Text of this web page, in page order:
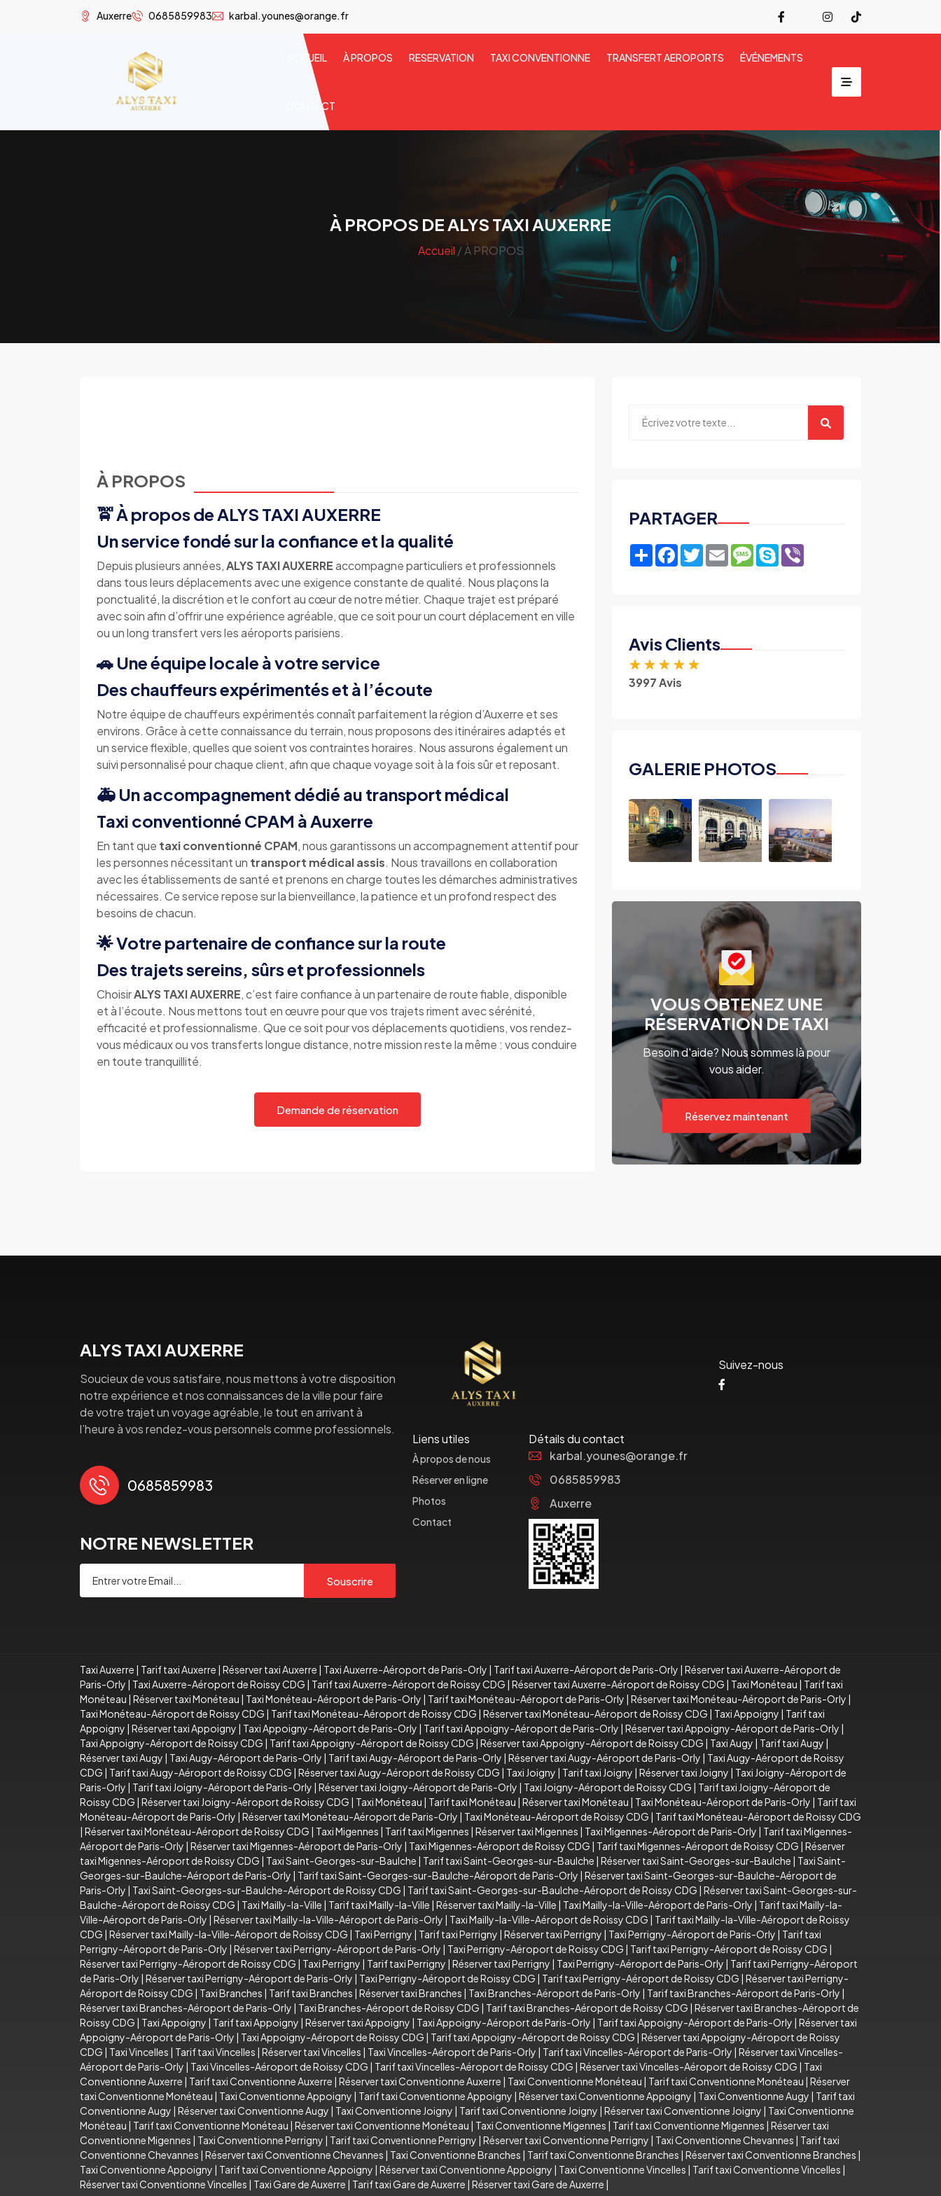
Auxerre 0685859983 karbal.younes@orange.fr
ACCUEIL À PROPOS RESERVATION TAXI CONVENTIONNE TRANSFERT AEROPORTS ÉVÉNEMENTS
CONTACT
À PROPOS DE ALYS TAXI AUXERRE
Accueil / À PROPOS
À PROPOS
🚖 À propos de ALYS TAXI AUXERRE
Un service fondé sur la confiance et la qualité
Depuis plusieurs années,ALYS TAXI AUXERREaccompagne particuliers et professionnels
dans tous leurs déplacements avec une exigence constante de qualité. Nous plaçons la
ponctualité, la discrétion et le confort au cœur de notre métier. Chaque trajet est préparé
avec soin afin d’offrir une expérience agréable, que ce soit pour un court déplacement en ville
ou un long transfert vers les aéroports parisiens.
🚗 Une équipe locale à votre service
Des chauffeurs expérimentés et à l’écoute
Notre équipe de chauffeurs expérimentés connaît parfaitement la région d’Auxerre et ses
environs. Grâce à cette connaissance du terrain, nous proposons des itinéraires adaptés et
un service flexible, quelles que soient vos contraintes horaires. Nous assurons également un
suivi personnalisé pour chaque client, afin que chaque voyage soit à la fois sûr et reposant.
🚑 Un accompagnement dédié au transport médical
Taxi conventionné CPAM à Auxerre
En tant que taxi conventionné CPAM, nous garantissons un accompagnement attentif pour
les personnes nécessitant un transport médical assis. Nous travaillons en collaboration
avec les établissements de santé et prenons en charge toutes les démarches administratives
nécessaires. Ce service repose sur la bienveillance, la patience et un profond respect des
besoins de chacun.
🌟 Votre partenaire de confiance sur la route
Des trajets sereins, sûrs et professionnels
ChoisirALYS TAXI AUXERRE, c’est faire confiance à un partenaire de route fiable, disponible
et à l’écoute. Nous mettons tout en œuvre pour que vos trajets riment avec sérénité,
efficacité et professionnalisme. Que ce soit pour vos déplacements quotidiens, vos rendez-
vous médicaux ou vos transferts longue distance, notre mission reste la même : vous conduire
en toute tranquillité.
Demande de réservation
PARTAGER
ShareFacebook
TwitterEmailMessage
Skype
Avis Clients
★ ★ ★ ★ ★
3997 Avis
GALERIE PHOTOS
VOUS OBTENEZ UNE
RÉSERVATION DE TAXI
Besoin d'aide? Nous sommes là pour
vous aider.
Réservez maintenant
ALYS TAXI AUXERRE
Soucieux de vous satisfaire, nous mettons à votre disposition
notre expérience et nos connaissances de la ville pour faire
de votre trajet un voyage agréable, le tout en arrivant à
l’heure à vos rendez-vous personnels comme professionnels.
0685859983
NOTRE NEWSLETTER
Souscrire
Suivez-nous
Liens utiles
À propos de nous
Réserver en ligne
Photos
Contact
Détails du contact
karbal.younes@orange.fr
0685859983
Auxerre
Taxi Auxerre | Tarif taxi Auxerre | Réserver taxi Auxerre | Taxi Auxerre-Aéroport de Paris-Orly | Tarif taxi Auxerre-Aéroport de Paris-Orly | Réserver taxi Auxerre-Aéroport de
Paris-Orly | Taxi Auxerre-Aéroport de Roissy CDG | Tarif taxi Auxerre-Aéroport de Roissy CDG | Réserver taxi Auxerre-Aéroport de Roissy CDG | Taxi Monéteau | Tarif taxi
Monéteau | Réserver taxi Monéteau | Taxi Monéteau-Aéroport de Paris-Orly | Tarif taxi Monéteau-Aéroport de Paris-Orly | Réserver taxi Monéteau-Aéroport de Paris-Orly |
Taxi Monéteau-Aéroport de Roissy CDG | Tarif taxi Monéteau-Aéroport de Roissy CDG | Réserver taxi Monéteau-Aéroport de Roissy CDG | Taxi Appoigny | Tarif taxi
Appoigny | Réserver taxi Appoigny | Taxi Appoigny-Aéroport de Paris-Orly | Tarif taxi Appoigny-Aéroport de Paris-Orly | Réserver taxi Appoigny-Aéroport de Paris-Orly |
Taxi Appoigny-Aéroport de Roissy CDG | Tarif taxi Appoigny-Aéroport de Roissy CDG | Réserver taxi Appoigny-Aéroport de Roissy CDG | Taxi Augy | Tarif taxi Augy |
Réserver taxi Augy | Taxi Augy-Aéroport de Paris-Orly | Tarif taxi Augy-Aéroport de Paris-Orly | Réserver taxi Augy-Aéroport de Paris-Orly | Taxi Augy-Aéroport de Roissy
CDG | Tarif taxi Augy-Aéroport de Roissy CDG | Réserver taxi Augy-Aéroport de Roissy CDG | Taxi Joigny | Tarif taxi Joigny | Réserver taxi Joigny | Taxi Joigny-Aéroport de
Paris-Orly | Tarif taxi Joigny-Aéroport de Paris-Orly | Réserver taxi Joigny-Aéroport de Paris-Orly | Taxi Joigny-Aéroport de Roissy CDG | Tarif taxi Joigny-Aéroport de
Roissy CDG | Réserver taxi Joigny-Aéroport de Roissy CDG | Taxi Monéteau | Tarif taxi Monéteau | Réserver taxi Monéteau | Taxi Monéteau-Aéroport de Paris-Orly | Tarif taxi
Monéteau-Aéroport de Paris-Orly | Réserver taxi Monéteau-Aéroport de Paris-Orly | Taxi Monéteau-Aéroport de Roissy CDG | Tarif taxi Monéteau-Aéroport de Roissy CDG
| Réserver taxi Monéteau-Aéroport de Roissy CDG | Taxi Migennes | Tarif taxi Migennes | Réserver taxi Migennes | Taxi Migennes-Aéroport de Paris-Orly | Tarif taxi Migennes-
Aéroport de Paris-Orly | Réserver taxi Migennes-Aéroport de Paris-Orly | Taxi Migennes-Aéroport de Roissy CDG | Tarif taxi Migennes-Aéroport de Roissy CDG | Réserver
taxi Migennes-Aéroport de Roissy CDG | Taxi Saint-Georges-sur-Baulche | Tarif taxi Saint-Georges-sur-Baulche | Réserver taxi Saint-Georges-sur-Baulche | Taxi Saint-
Georges-sur-Baulche-Aéroport de Paris-Orly | Tarif taxi Saint-Georges-sur-Baulche-Aéroport de Paris-Orly | Réserver taxi Saint-Georges-sur-Baulche-Aéroport de
Paris-Orly | Taxi Saint-Georges-sur-Baulche-Aéroport de Roissy CDG | Tarif taxi Saint-Georges-sur-Baulche-Aéroport de Roissy CDG | Réserver taxi Saint-Georges-sur-
Baulche-Aéroport de Roissy CDG | Taxi Mailly-la-Ville | Tarif taxi Mailly-la-Ville | Réserver taxi Mailly-la-Ville | Taxi Mailly-la-Ville-Aéroport de Paris-Orly | Tarif taxi Mailly-la-
Ville-Aéroport de Paris-Orly | Réserver taxi Mailly-la-Ville-Aéroport de Paris-Orly | Taxi Mailly-la-Ville-Aéroport de Roissy CDG | Tarif taxi Mailly-la-Ville-Aéroport de Roissy
CDG | Réserver taxi Mailly-la-Ville-Aéroport de Roissy CDG | Taxi Perrigny | Tarif taxi Perrigny | Réserver taxi Perrigny | Taxi Perrigny-Aéroport de Paris-Orly | Tarif taxi
Perrigny-Aéroport de Paris-Orly | Réserver taxi Perrigny-Aéroport de Paris-Orly | Taxi Perrigny-Aéroport de Roissy CDG | Tarif taxi Perrigny-Aéroport de Roissy CDG |
Réserver taxi Perrigny-Aéroport de Roissy CDG | Taxi Perrigny | Tarif taxi Perrigny | Réserver taxi Perrigny | Taxi Perrigny-Aéroport de Paris-Orly | Tarif taxi Perrigny-Aéroport
de Paris-Orly | Réserver taxi Perrigny-Aéroport de Paris-Orly | Taxi Perrigny-Aéroport de Roissy CDG | Tarif taxi Perrigny-Aéroport de Roissy CDG | Réserver taxi Perrigny-
Aéroport de Roissy CDG | Taxi Branches | Tarif taxi Branches | Réserver taxi Branches | Taxi Branches-Aéroport de Paris-Orly | Tarif taxi Branches-Aéroport de Paris-Orly |
Réserver taxi Branches-Aéroport de Paris-Orly | Taxi Branches-Aéroport de Roissy CDG | Tarif taxi Branches-Aéroport de Roissy CDG | Réserver taxi Branches-Aéroport de
Roissy CDG | Taxi Appoigny | Tarif taxi Appoigny | Réserver taxi Appoigny | Taxi Appoigny-Aéroport de Paris-Orly | Tarif taxi Appoigny-Aéroport de Paris-Orly | Réserver taxi
Appoigny-Aéroport de Paris-Orly | Taxi Appoigny-Aéroport de Roissy CDG | Tarif taxi Appoigny-Aéroport de Roissy CDG | Réserver taxi Appoigny-Aéroport de Roissy
CDG | Taxi Vincelles | Tarif taxi Vincelles | Réserver taxi Vincelles | Taxi Vincelles-Aéroport de Paris-Orly | Tarif taxi Vincelles-Aéroport de Paris-Orly | Réserver taxi Vincelles-
Aéroport de Paris-Orly | Taxi Vincelles-Aéroport de Roissy CDG | Tarif taxi Vincelles-Aéroport de Roissy CDG | Réserver taxi Vincelles-Aéroport de Roissy CDG | Taxi
Conventionne Auxerre | Tarif taxi Conventionne Auxerre | Réserver taxi Conventionne Auxerre | Taxi Conventionne Monéteau | Tarif taxi Conventionne Monéteau | Réserver
taxi Conventionne Monéteau | Taxi Conventionne Appoigny | Tarif taxi Conventionne Appoigny | Réserver taxi Conventionne Appoigny | Taxi Conventionne Augy | Tarif taxi
Conventionne Augy | Réserver taxi Conventionne Augy | Taxi Conventionne Joigny | Tarif taxi Conventionne Joigny | Réserver taxi Conventionne Joigny | Taxi Conventionne
Monéteau | Tarif taxi Conventionne Monéteau | Réserver taxi Conventionne Monéteau | Taxi Conventionne Migennes | Tarif taxi Conventionne Migennes | Réserver taxi
Conventionne Migennes | Taxi Conventionne Perrigny | Tarif taxi Conventionne Perrigny | Réserver taxi Conventionne Perrigny | Taxi Conventionne Chevannes | Tarif taxi
Conventionne Chevannes | Réserver taxi Conventionne Chevannes | Taxi Conventionne Branches | Tarif taxi Conventionne Branches | Réserver taxi Conventionne Branches |
Taxi Conventionne Appoigny | Tarif taxi Conventionne Appoigny | Réserver taxi Conventionne Appoigny | Taxi Conventionne Vincelles | Tarif taxi Conventionne Vincelles |
Réserver taxi Conventionne Vincelles | Taxi Gare de Auxerre | Tarif taxi Gare de Auxerre | Réserver taxi Gare de Auxerre |